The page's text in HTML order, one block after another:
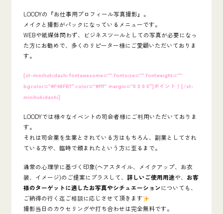
LOODYの『お仕事用プロフィール写真撮影』。
メイクと撮影がパックになっているメニューです。
WEBや紙媒体問わず、ビジネスツールとしての写真が必要になっ
た方にお勧めで、多くのリピーター様にご愛顧いただいておりま
す。
[st-minihukidashi fontawesome=”” fontsize=”” fontweight=””
bgcolor=”#F48FB1″ color=”#fff” margin=”0 0 0 0″]ポイント！[/st-
minihukidashi]
LOODYでは様々なイベントの司会者様にご利用いただいておりま
す。
それは司会業を生業とされている方はもちろん、副業としてされ
ている方や、臨時で頼まれたという方に至るまで。
通常の心理学に基づく印象(ヘアスタイル、メイクアップ、お衣
装、イメージ)のご提案にプラスして、 詳しいご使用用途や、 お客
様のターゲットに適したお写真やシチュエーションについても、
ご納得の行く迄ご相談に応じさせて頂きます
撮影当日のカウセリングや打ち合わせは完全無料です。